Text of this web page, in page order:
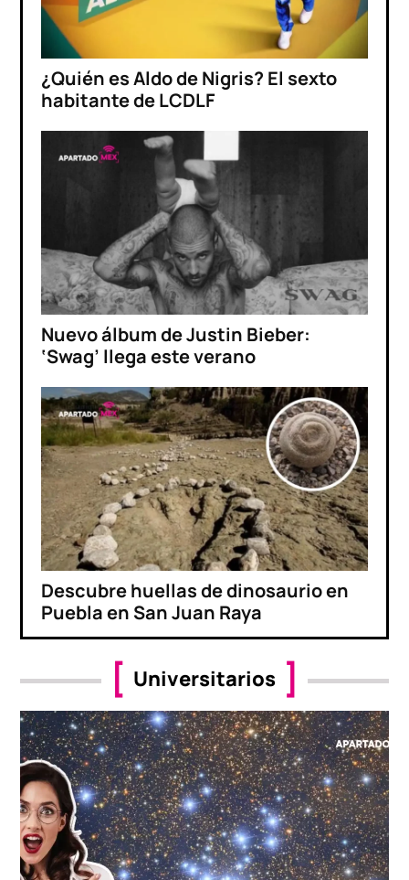
¿Quién es Aldo de Nigris? El sexto
habitante de LCDLF
Nuevo álbum de Justin Bieber:
‘Swag’ llega este verano
Descubre huellas de dinosaurio en
Puebla en San Juan Raya
Universitarios